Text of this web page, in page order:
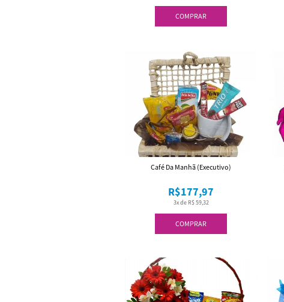
COMPRAR
COMPRAR
3x de R$ 59,32
R$177,97
Café Da Manhã (Executivo)